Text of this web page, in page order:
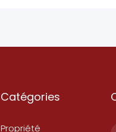
Catégories
Propriété